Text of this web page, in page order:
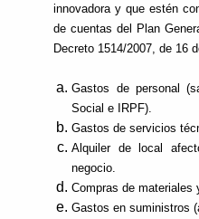
innovadora y que estén
de cuentas del Plan
Decreto 1514/2007, de 16
Gastos de personal
Social e IRPF).
Gastos de servicios
Alquiler de local
negocio.
Compras de materiales
Gastos en suministros